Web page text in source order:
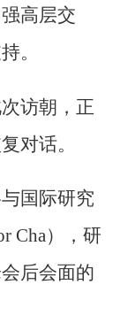
高层交
。
访朝，正
对话。
国际研究
Cha），研
后会面的